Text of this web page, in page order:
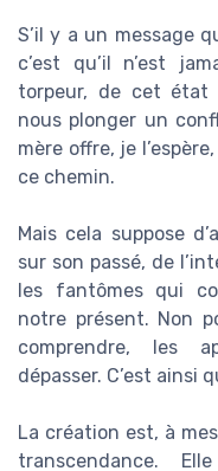
S’il y a un message
c’est qu’il n’est
torpeur, de cet état
nous plonger un
mère offre, je
ce chemin.
Mais cela suppose
sur son passé, de
les fantômes qui
notre présent. Non
comprendre, les
dépasser. C’est ainsi
La création est, à
transcendance.